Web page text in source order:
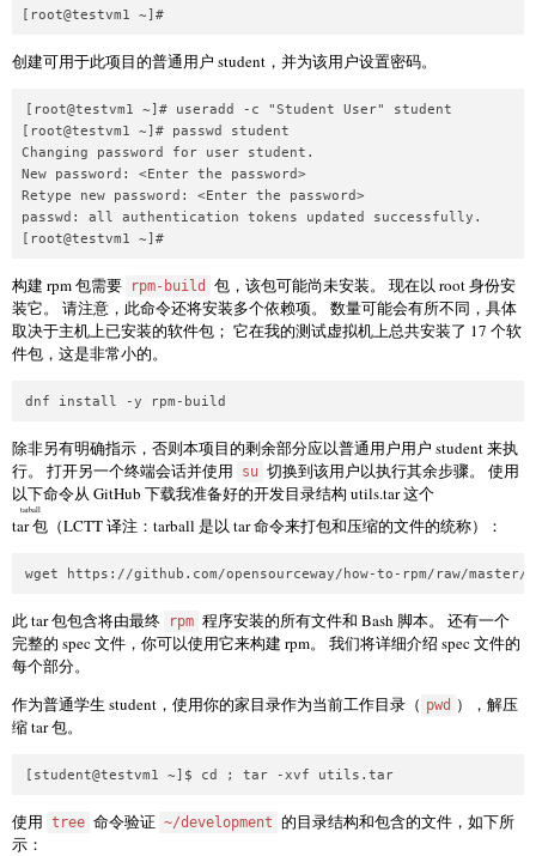
[root@testvm1 ~]#
创建可用于此项目的普通用户 student，并为该用户设置密码。
[root@testvm1 ~]# useradd -c "Student User" student
[root@testvm1 ~]# passwd student
Changing password for user student.
New password: <Enter the password>
Retype new password: <Enter the password>
passwd: all authentication tokens updated successfully.
[root@testvm1 ~]#
构建 rpm 包需要 rpm-build
包，该包可能尚未安装。 现在以 root 身份安
装它。 请注意，此命令还将安装多个依赖项。 数量可能会有所不同，具体
取决于主机上已安装的软件包； 它在我的测试虚拟机上总共安装了 17 个软
件包，这是非常小的。
dnf install -y rpm-build
除非另有明确指示，否则本项目的剩余部分应以普通用户用户 student 来执
行。 打开另一个终端会话并使用
su 切换到该用户以执行其余步骤。 使用
以下命令从 GitHub 下载我准备好的开发目录结构 utils.tar 这个
tar 包
tarball
（LCTT 译注：tarball 是以 tar 命令来打包和压缩的文件的统称）：
wget https://github.com/opensourceway/how-to-rpm/raw/
此 tar 包包含将由最终 rpm 程序安装的所有文件和 Bash 脚本。 还有一个
完整的 spec 文件，你可以使用它来构建 rpm。 我们将详细介绍 spec 文件的
每个部分。
作为普通学生 student，使用你的家目录作为当前工作目录（ pwd ），解压
缩 tar 包。
[student@testvm1 ~]$ cd ; tar -xvf utils.tar
使用 tree 命令验证 ~/development 的目录结构和包含的文件，如下所
示：